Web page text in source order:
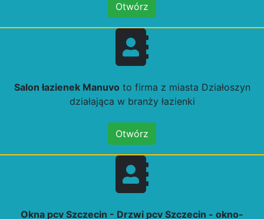
Otwórz
Salon łazienek Manuvo to firma z miasta Działoszyn
działająca w branży łazienki
Otwórz
Okna pcv Szczecin - Drzwi pcv Szczecin - okno-